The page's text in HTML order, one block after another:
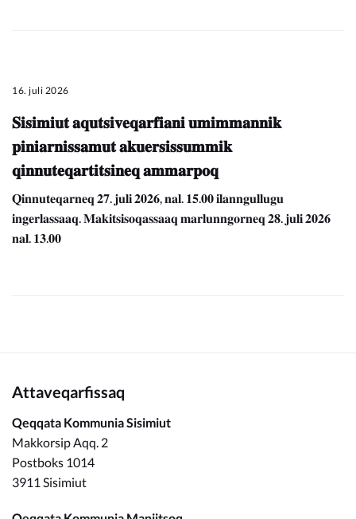
16. juli 2026
𝐒𝐢𝐬𝐢𝐦𝐢𝐮𝐭 𝐚𝐪𝐮𝐭𝐬𝐢𝐯𝐞𝐪𝐚𝐫𝐟𝐢𝐚𝐧𝐢 𝐮𝐦𝐢𝐦𝐦𝐚𝐧𝐧𝐢𝐤
𝐩𝐢𝐧𝐢𝐚𝐫𝐧𝐢𝐬𝐬𝐚𝐦𝐮𝐭 𝐚𝐤𝐮𝐞𝐫𝐬𝐢𝐬𝐬𝐮𝐦𝐦𝐢𝐤
𝐪𝐢𝐧𝐧𝐮𝐭𝐞𝐪𝐚𝐫𝐭𝐢𝐭𝐬𝐢𝐧𝐞𝐪 𝐚𝐦𝐦𝐚𝐫𝐩𝐨𝐪
𝐐𝐢𝐧𝐧𝐮𝐭𝐞𝐪𝐚𝐫𝐧𝐞𝐪 𝟐𝟕. 𝐣𝐮𝐥𝐢 𝟐𝟎𝟐𝟔, 𝐧𝐚𝐥. 𝟏𝟓.𝟎𝟎 𝐢𝐥𝐚𝐧𝐧𝐠𝐮𝐥𝐥𝐮𝐠𝐮
𝐢𝐧𝐠𝐞𝐫𝐥𝐚𝐬𝐬𝐚𝐚𝐪. 𝐌𝐚𝐤𝐢𝐭𝐬𝐢𝐬𝐨𝐪𝐚𝐬𝐬𝐚𝐚𝐪 𝐦𝐚𝐫𝐥𝐮𝐧𝐧𝐠𝐨𝐫𝐧𝐞𝐪 𝟐𝟖. 𝐣𝐮𝐥𝐢 𝟐𝟎𝟐𝟔
𝐧𝐚𝐥. 𝟏𝟑.𝟎𝟎
Attaveqarfissaq
Qeqqata Kommunia Sisimiut
Makkorsip Aqq. 2
Postboks 1014
3911 Sisimiut